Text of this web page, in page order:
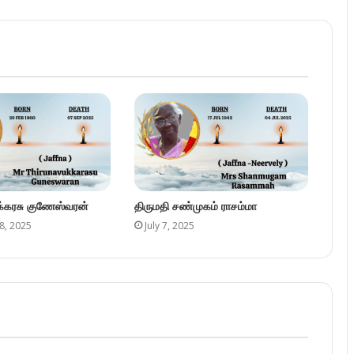
குணேஸ்வரன்
2025
திருமதி சண்முகம் ராசம்மா
July 7, 2025